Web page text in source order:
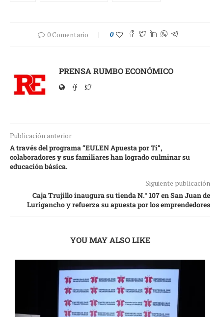
0 Comentario 0
PRENSA RUMBO ECONÓMICO
Publicación anterior
A través del programa “EULEN Apuesta por Ti”,
colaboradores y sus familiares han logrado culminar su
educación básica.
Siguiente publicación
Caja Trujillo inaugura su tienda N.° 107 en San Juan de
Lurigancho y refuerza su apuesta por los emprendedores
YOU MAY ALSO LIKE